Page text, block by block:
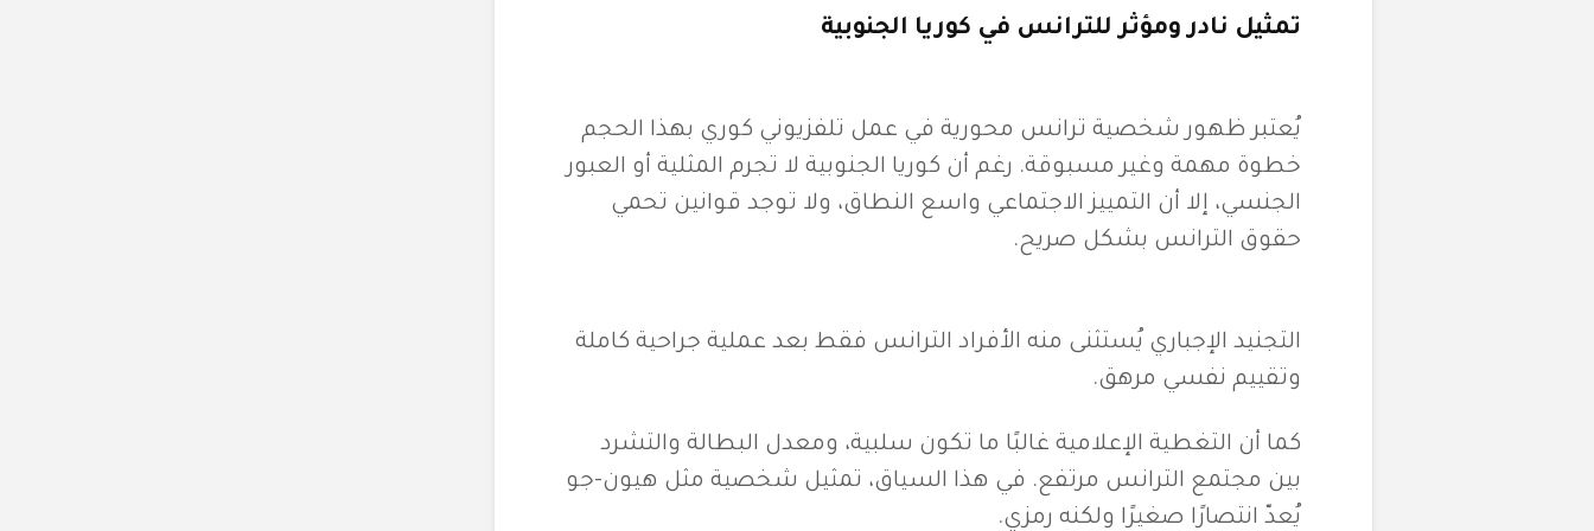
تمثيل نادر ومؤثر للترانس في كوريا الجنوبية
يُعتبر ظهور شخصية ترانس محورية في عمل تلفزيوني كوري بهذا الحجم
خطوة مهمة وغير مسبوقة. رغم أن كوريا الجنوبية لا تجرم المثلية أو العبور
الجنسي، إلا أن التمييز الاجتماعي واسع النطاق، ولا توجد قوانين تحمي
حقوق الترانس بشكل صريح.
التجنيد الإجباري يُستثنى منه الأفراد الترانس فقط بعد عملية جراحية كاملة
وتقييم نفسي مرهق.
كما أن التغطية الإعلامية غالبًا ما تكون سلبية، ومعدل البطالة والتشرد
بين مجتمع الترانس مرتفع. في هذا السياق، تمثيل شخصية مثل هيون-جو
يُعدّ انتصارًا صغيرًا ولكنه رمزي.